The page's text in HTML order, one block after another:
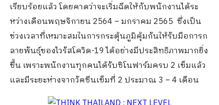
เรียบร้อยแล้ว โดยคาดว่าจะเริ่มฉีดให้กับพนักงานได้ระ
หว่างเดือนพฤษจิกายน 2564 – มกราคม 2565 ซึ่งเป็น
ช่วงเวลาที่เหมาะสมในการกระตุ้นภูมิคุ้มกันให้รับมือการก
ลายพันธุ์ของไวรัสโควิด-19 ได้อย่างมีประสิทธิภาพมากยิ่ง
ขึ้น เพราะพนักงานทุกคนได้รับซิโนฟาร์มครบ 2 เข็มแล้ว
และมีระยะห่างจากวัคซีนเข็มที่ 2 ประมาณ 3 – 4 เดือน